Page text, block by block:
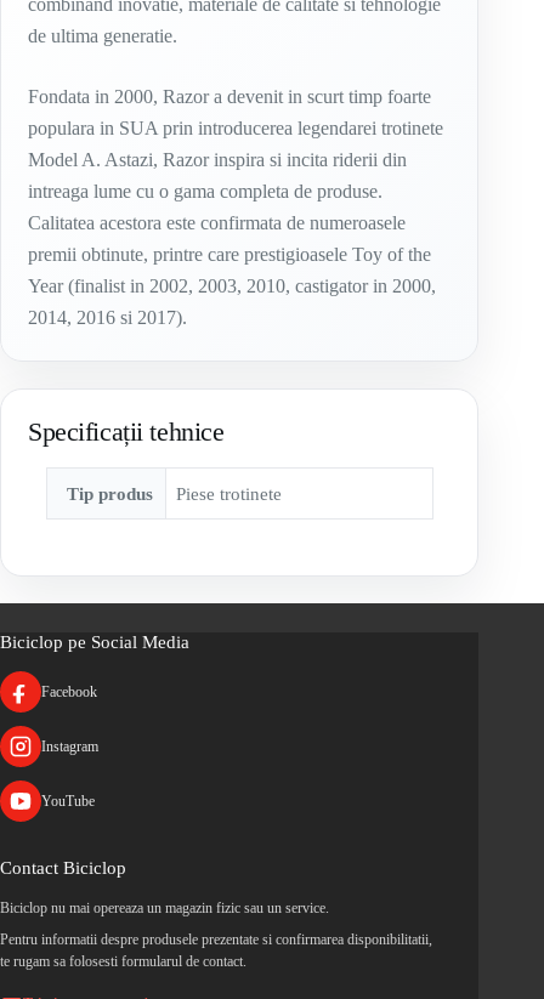
combinand inovatie, materiale de calitate si tehnologie
de ultima generatie.
Fondata in 2000, Razor a devenit in scurt timp foarte
populara in SUA prin introducerea legendarei trotinete
Model A. Astazi, Razor inspira si incita riderii din
intreaga lume cu o gama completa de produse.
Calitatea acestora este confirmata de numeroasele
premii obtinute, printre care prestigioasele Toy of the
Year (finalist in 2002, 2003, 2010, castigator in 2000,
2014, 2016 si 2017).
Specificații tehnice
Tip produs Piese trotinete
Biciclop pe Social Media
Facebook
Instagram
YouTube
Contact Biciclop
Biciclop nu mai opereaza un magazin fizic sau un service.
Pentru informatii despre produsele prezentate si confirmarea disponibilitatii,
te rugam sa folosesti formularul de contact.